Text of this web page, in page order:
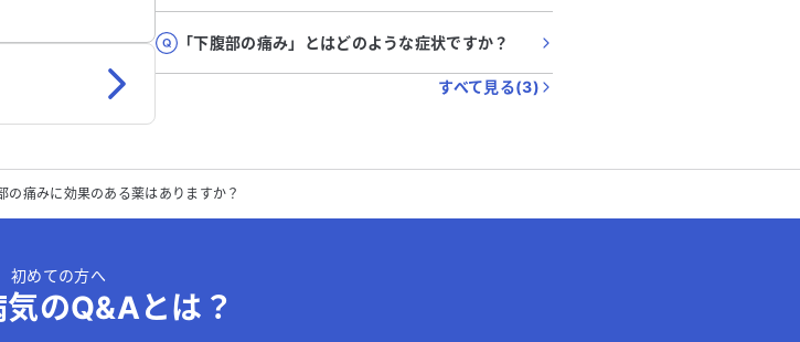
「下腹部の痛み」とはどのような症状ですか？
すべて見る(3)
の痛みに効果のある薬はありますか？
初めての方へ
のQ&Aとは？